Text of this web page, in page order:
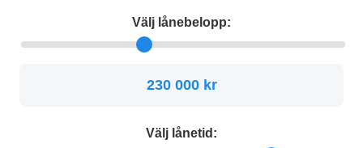
Välj lånebelopp:
230 000 kr
Välj lånetid: